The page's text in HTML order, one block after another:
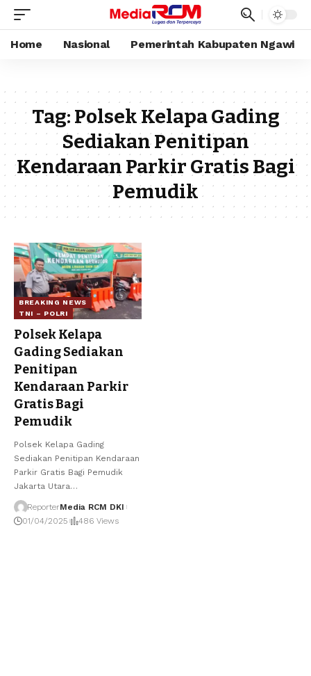
Home Nasional Pemerintah Kabupaten Ngawi
Tag: Polsek Kelapa Gading
Sediakan Penitipan
Kendaraan Parkir Gratis Bagi
Pemudik
BREAKING NEWS
TNI – POLRI
Polsek Kelapa
Gading Sediakan
Penitipan
Kendaraan Parkir
Gratis Bagi
Pemudik
Polsek Kelapa Gading
Sediakan Penitipan Kendaraan
Parkir Gratis Bagi Pemudik
Jakarta Utara…
ReporterMedia RCM DKI
01/04/2025
486 Views